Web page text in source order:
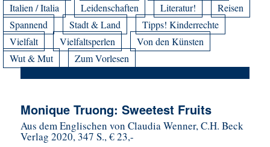
Italien / Italia
Leidenschaften Literatur!
Reisen
Spannend
Stadt & Land
Tipps! Kinderrechte
Vielfalt
Vielfaltsperlen
Von den Künsten
Wut & Mut
Zum Vorlesen
Monique Truong: Sweetest Fruits
Aus dem Englischen von Claudia Wenner, C.H. Beck
Verlag 2020, 347 S., € 23,-